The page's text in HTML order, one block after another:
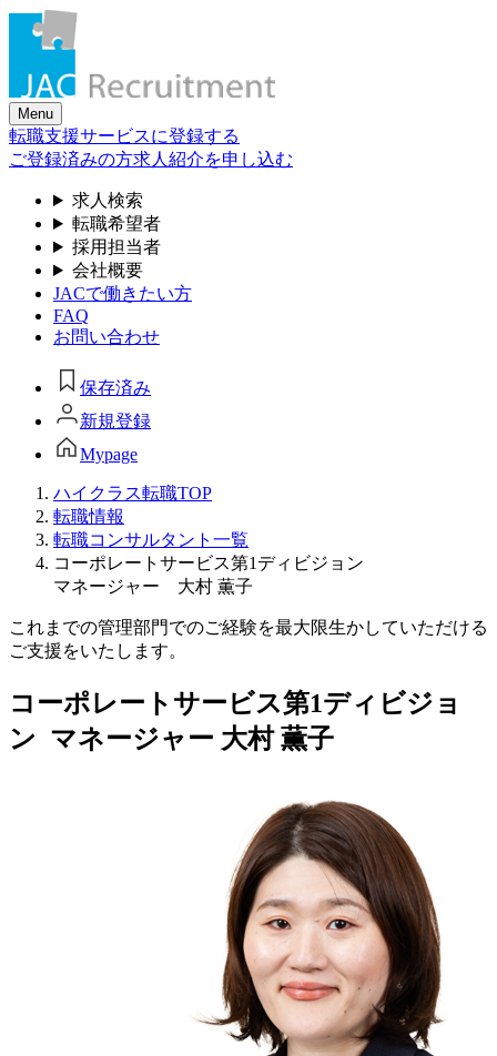
Skip
content
Menu
転職支援サービスに登録する
ご登録済みの方求人紹介を申し込む
求人検索
転職希望者
採用担当者
会社概要
JACで働きたい方
FAQ
お問い合わせ
保存済み
新規登録
Mypage
ハイクラス転職TOP
転職情報
転職コンサルタント一覧
コーポレートサービス第1ディビジョン
マネージャー 大村 薫子
これまでの管理部門でのご経験を最大限生かしていただける
ご支援をいたします。
コーポレートサービス第1ディビジョ
ン マネージャー 大村 薫子